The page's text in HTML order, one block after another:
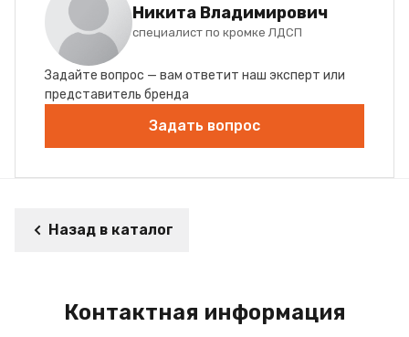
Никита Владимирович
специалист по кромке ЛДСП
Задайте вопрос — вам ответит наш эксперт или
представитель бренда
Задать вопрос
Назад в каталог
Контактная информация